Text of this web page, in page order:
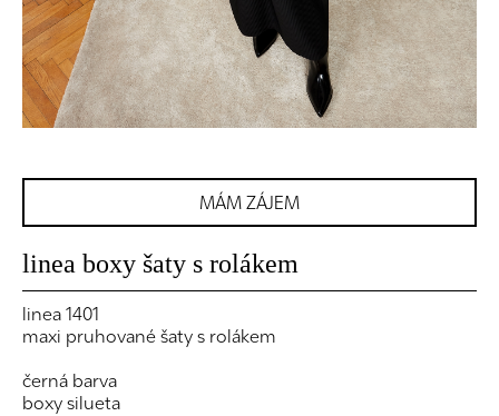
MÁM ZÁJEM
linea boxy šaty s rolákem
linea 1401
maxi pruhované šaty s rolákem
černá barva
boxy silueta